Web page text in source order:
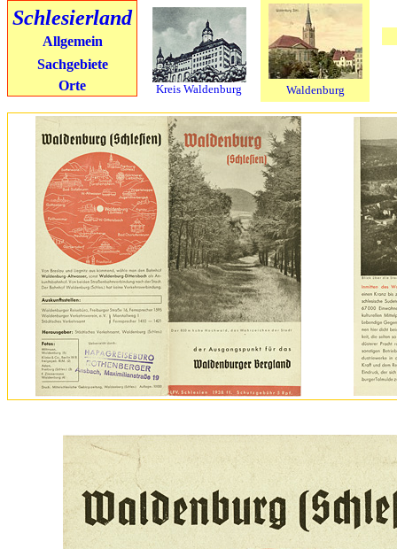
Waldenburg
Kreis Waldenburg
Schlesierland
Allgemein
Sachgebiete
Orte